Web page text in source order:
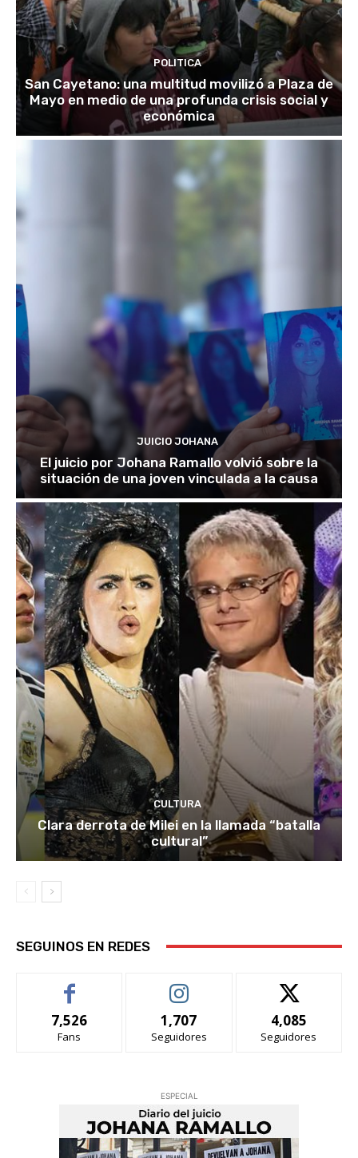
POLITICA
San Cayetano: una multitud movilizó a Plaza de
Mayo en medio de una profunda crisis social y
económica
JUICIO JOHANA
El juicio por Johana Ramallo volvió sobre la
situación de una joven vinculada a la causa
CULTURA
Clara derrota de Milei en la llamada “batalla
cultural”
SEGUINOS EN REDES
7,526
Fans
1,707
Seguidores
4,085
Seguidores
ESPECIAL